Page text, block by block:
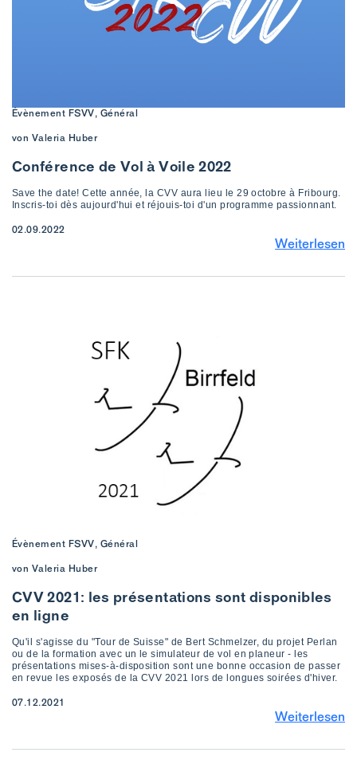
Évènement FSVV, Général
von Valeria Huber
Conférence de Vol à Voile 2022
Save the date! Cette année, la CVV aura lieu le 29 octobre à Fribourg.
Inscris-toi dès aujourd'hui et réjouis-toi d'un programme passionnant.
02.09.2022
Weiterlesen
Évènement FSVV, Général
von Valeria Huber
CVV 2021: les présentations sont disponibles
en ligne
Qu'il s'agisse du "Tour de Suisse" de Bert Schmelzer, du projet Perlan
ou de la formation avec un le simulateur de vol en planeur - les
présentations mises-à-disposition sont une bonne occasion de passer
en revue les exposés de la CVV 2021 lors de longues soirées d'hiver.
07.12.2021
Weiterlesen